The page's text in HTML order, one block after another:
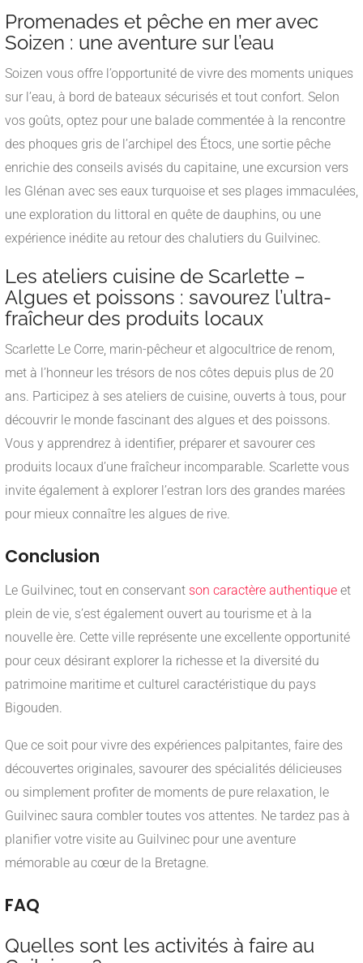
Promenades et pêche en mer avec
Soizen : une aventure sur l’eau
Soizen vous offre l’opportunité de vivre des moments uniques
sur l’eau, à bord de bateaux sécurisés et tout confort. Selon
vos goûts, optez pour une balade commentée à la rencontre
des phoques gris de l’archipel des Étocs, une sortie pêche
enrichie des conseils avisés du capitaine, une excursion vers
les Glénan avec ses eaux turquoise et ses plages immaculées,
une exploration du littoral en quête de dauphins, ou une
expérience inédite au retour des chalutiers du Guilvinec.
Les ateliers cuisine de Scarlette –
Algues et poissons : savourez l’ultra-
fraîcheur des produits locaux
Scarlette Le Corre, marin-pêcheur et algocultrice de renom,
met à l’honneur les trésors de nos côtes depuis plus de 20
ans. Participez à ses ateliers de cuisine, ouverts à tous, pour
découvrir le monde fascinant des algues et des poissons.
Vous y apprendrez à identifier, préparer et savourer ces
produits locaux d’une fraîcheur incomparable. Scarlette vous
invite également à explorer l’estran lors des grandes marées
pour mieux connaître les algues de rive.
Conclusion
Le Guilvinec, tout en conservant son caractère authentique et
plein de vie, s’est également ouvert au tourisme et à la
nouvelle ère. Cette ville représente une excellente opportunité
pour ceux désirant explorer la richesse et la diversité du
patrimoine maritime et culturel caractéristique du pays
Bigouden.
Que ce soit pour vivre des expériences palpitantes, faire des
découvertes originales, savourer des spécialités délicieuses
ou simplement profiter de moments de pure relaxation, le
Guilvinec saura combler toutes vos attentes. Ne tardez pas à
planifier votre visite au Guilvinec pour une aventure
mémorable au cœur de la Bretagne.
FAQ
Quelles sont les activités à faire au